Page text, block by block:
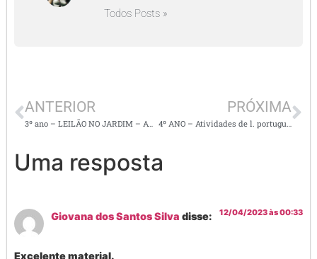
Todos Posts »
ANTERIOR
3º ano – LEILÃO NO JARDIM – ATIVIDADES INTERDISCIPLINARES
PRÓXIMA
4º ANO – Atividades de l. portuguesa, matemática, história, geografia e ciêncas
Uma resposta
Giovana dos Santos Silva disse: 12/04/2023 às 00:33
Excelente material.